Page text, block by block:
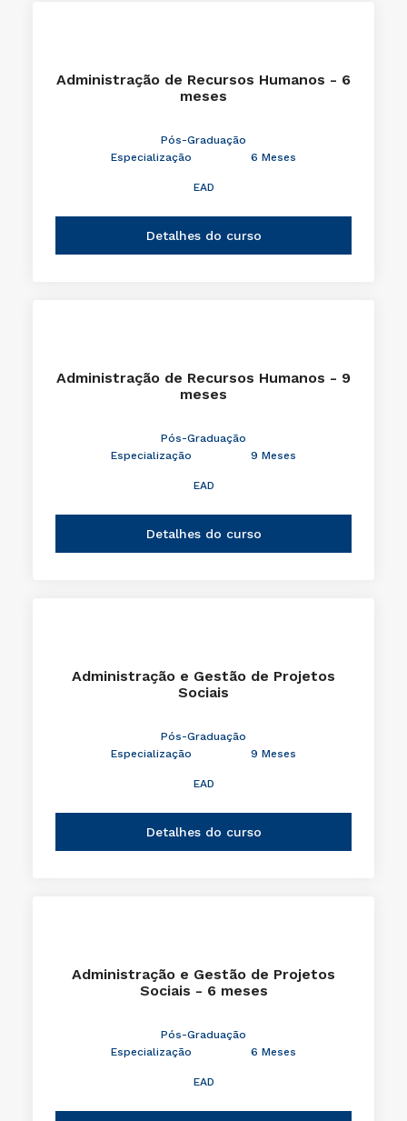
Administração de Recursos Humanos - 6
meses
Pós-Graduação
Especialização
6 Meses
EAD
Detalhes do curso
Administração de Recursos Humanos - 9
meses
Pós-Graduação
Especialização
9 Meses
EAD
Detalhes do curso
Administração e Gestão de Projetos
Sociais
Pós-Graduação
Especialização
9 Meses
EAD
Detalhes do curso
Administração e Gestão de Projetos
Sociais - 6 meses
Pós-Graduação
Especialização
6 Meses
EAD